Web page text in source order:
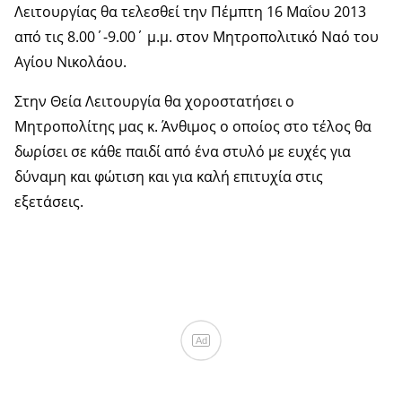
Λειτουργίας θα τελεσθεί την Πέμπτη 16 Μαΐου 2013
από τις 8.00΄-9.00΄ μ.μ. στον Μητροπολιτικό Ναό του
Αγίου Νικολάου.
Στην Θεία Λειτουργία θα χοροστατήσει ο
Μητροπολίτης μας κ. Άνθιμος ο οποίος στο τέλος θα
δωρίσει σε κάθε παιδί από ένα στυλό με ευχές για
δύναμη και φώτιση και για καλή επιτυχία στις
εξετάσεις.
Ad